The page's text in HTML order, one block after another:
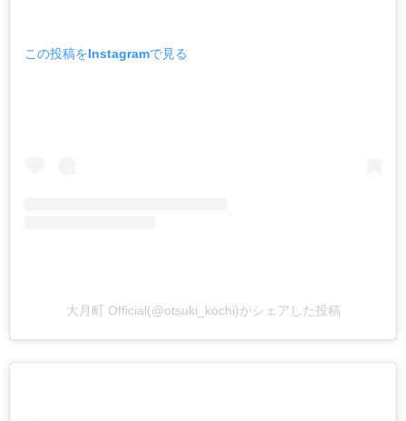
この投稿をInstagramで見る
大月町 Official(@otsuki_kochi)がシェアした投稿